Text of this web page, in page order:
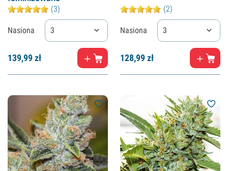
(3)
Nasiona 3
139,99zł
(2)
Nasiona 3
128,99zł